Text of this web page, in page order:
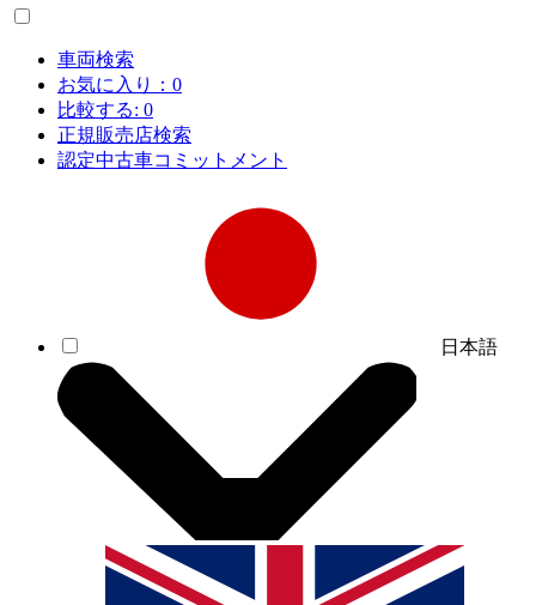
車両検索
お気に入り： 0
比較する: 0
正規販売店検索
認定中古車コミットメント
日本語